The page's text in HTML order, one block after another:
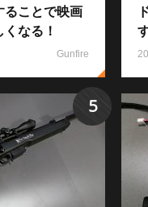
ることで映画
なる！
Gunfire
5